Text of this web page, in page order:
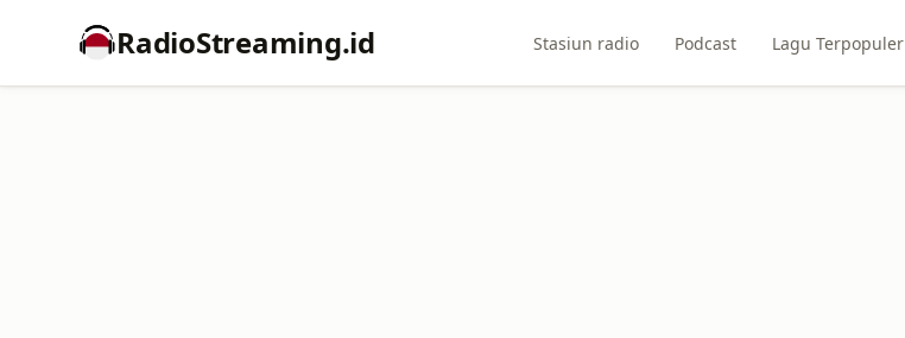
RadioStreaming.id Stasiun radio Podcast Lagu Terpopuler